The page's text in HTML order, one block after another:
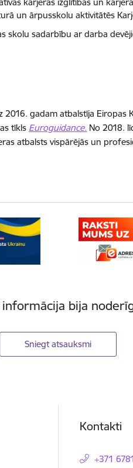
un ārpusskolu aktivitātēs
skolu sadarbību ar darba
2016. gadam atbalstīja Eiropas
tīkls Euroguidance. No 2018.
atbalsts vispārējās un
informācija bija
Sniegt atsauksmi
Kontakti
+371